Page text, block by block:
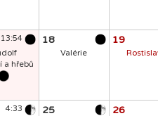
13:54
a hřebů
18
Valérie
19
4:33
25 26